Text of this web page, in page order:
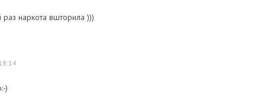
наркота вшторила )))
)